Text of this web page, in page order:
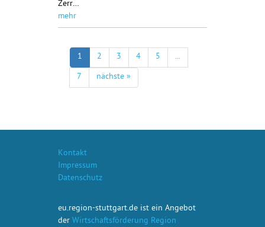
Zerr…
mehr
1 2 3 4 5
...
7
nächste »
Kontakt
Impressum
Datenschutz
eu.region-stuttgart.de ist ein Angebot
der Wirtschaftsförderung Region